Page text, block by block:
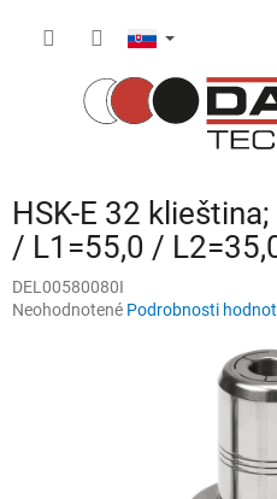
HSK-E 32
/ L1=55,0 /
DEL00580080I
Priemerné
Neohodnotené Podrobnosti